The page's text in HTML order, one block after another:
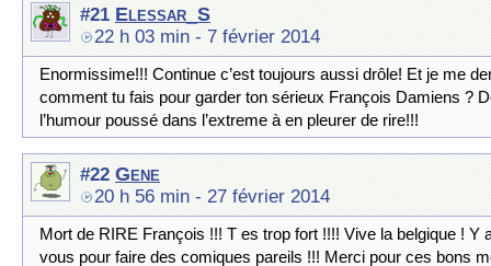
#21 Elessar_S
22 h 03 min - 7 février 2014
Enormissime!!! Continue c’est toujours aussi drôle! Et je me
comment tu fais pour garder ton sérieux François Damiens ?
l’humour poussé dans l’extreme à en pleurer de rire!!!
#22 Gene
20 h 56 min - 27 février 2014
Mort de RIRE François !!! T es trop fort !!!! Vive la belgique ! Y
vous pour faire des comiques pareils !!! Merci pour ces bons